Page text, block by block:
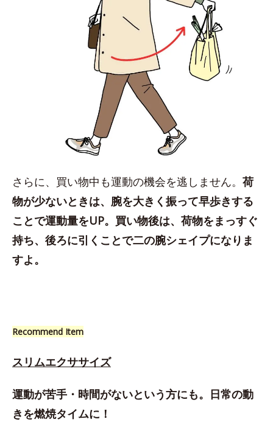
さらに、買い物中も運動の機会を逃しません。 荷
物が少ないときは、腕を大きく振って早歩きする
ことで運動量をUP。買い物後は、荷物をまっすぐ
持ち、後ろに引くことで二の腕シェイプになりま
すよ。
Recommend Item
スリムエクササイズ
運動が苦手・時間がないという方にも。日常の動
きを燃焼タイムに！